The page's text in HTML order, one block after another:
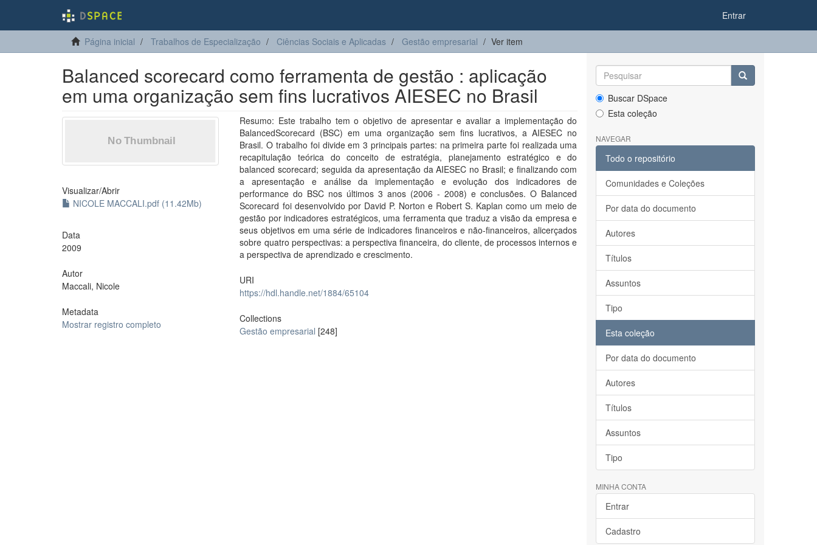
Entrar
Página inicial Trabalhos de Especialização Ciências Sociais e Aplicadas Gestão empresarial Ver item
Balanced scorecard como ferramenta de gestão : aplicação
em uma organização sem fins lucrativos AIESEC no Brasil
Visualizar/Abrir
NICOLE MACCALI.pdf (11.42Mb)
Data
2009
Autor
Maccali, Nicole
Metadata
Mostrar registro completo
Resumo: Este trabalho tem o objetivo de apresentar e avaliar a implementação do
BalancedScorecard (BSC) em uma organização sem fins lucrativos, a AIESEC no
Brasil. O trabalho foi divide em 3 principais partes: na primeira parte foi realizada uma
recapitulação teórica do conceito de estratégia, planejamento estratégico e do
balanced scorecard; seguida da apresentação da AIESEC no Brasil; e finalizando com
a apresentação e análise da implementação e evolução dos indicadores de
performance do BSC nos últimos 3 anos (2006 - 2008) e conclusões. O Balanced
Scorecard foi desenvolvido por David P. Norton e Robert S. Kaplan como um meio de
gestão por indicadores estratégicos, uma ferramenta que traduz a visão da empresa e
seus objetivos em uma série de indicadores financeiros e não-financeiros, alicerçados
sobre quatro perspectivas: a perspectiva financeira, do cliente, de processos internos e
a perspectiva de aprendizado e crescimento.
URI
https://hdl.handle.net/1884/65104
Collections
Gestão empresarial [248]
Buscar DSpace
Esta coleção
NAVEGAR
Todo o repositório
Comunidades e Coleções
Por data do documento
Autores
Títulos
Assuntos
Tipo
Esta coleção
Por data do documento
Autores
Títulos
Assuntos
Tipo
MINHA CONTA
Entrar
Cadastro